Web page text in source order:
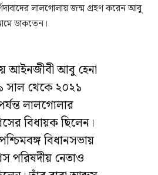
লালগোলায় জন্ম গ্রহণ করেন আবু
ডাকতেন।
আইনজীবী আবু হেনা
সাল থেকে ২০২১
লালগোলার
বিধায়ক ছিলেন।
বিধানসভায়
পরিষদীয় নেতাও